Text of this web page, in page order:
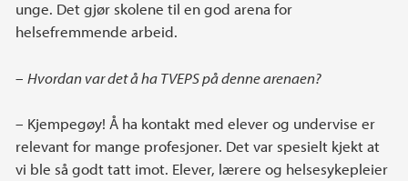
unge. Det gjør skolene til en god arena for
helsefremmende arbeid.
– Hvordan var det å ha TVEPS på denne arenaen?
– Kjempegøy! Å ha kontakt med elever og undervise er
relevant for mange profesjoner. Det var spesielt kjekt at
vi ble så godt tatt imot. Elever, lærere og helsesykepleier